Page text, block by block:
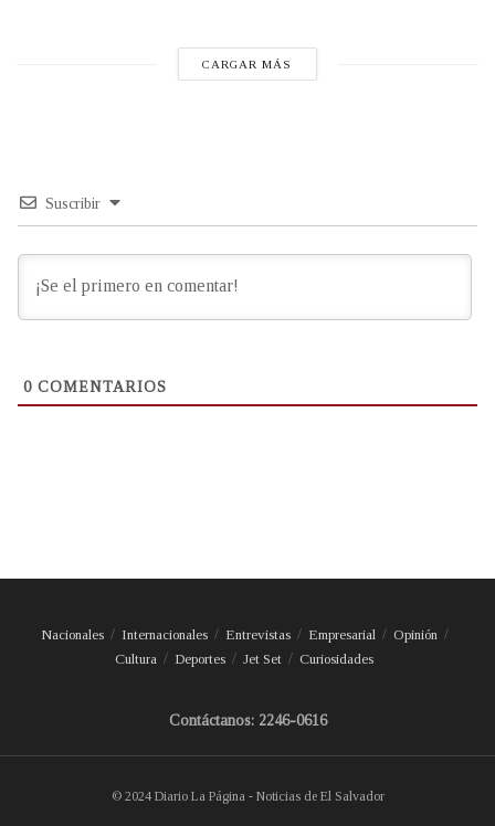
CARGAR MÁS
Suscribir
0 COMENTARIOS
Nacionales Internacionales Entrevistas Empresarial
Opinión
Cultura
Deportes Jet Set Curiosidades
Contáctanos: 2246-0616
© 2024 Diario La Página - Noticias de El Salvador